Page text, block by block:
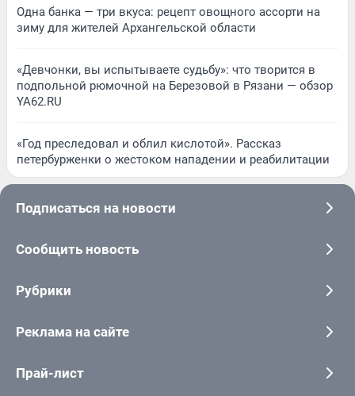
Одна банка — три вкуса: рецепт овощного ассорти на
зиму для жителей Архангельской области
«Девчонки, вы испытываете судьбу»: что творится в
подпольной рюмочной на Березовой в Рязани — обзор
YA62.RU
«Год преследовал и облил кислотой». Рассказ
петербурженки о жестоком нападении и реабилитации
Подписаться на новости
Сообщить новость
Рубрики
Реклама на сайте
Прай-лист